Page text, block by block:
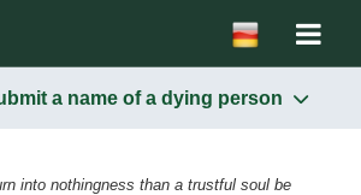
a name of a dying person
into nothingness than a trustful soul be